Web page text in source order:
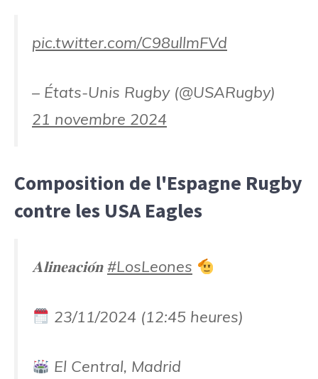
pic.twitter.com/C98ullmFVd
– États-Unis Rugby (@USARugby)
21 novembre 2024
Composition de l'Espagne Rugby
contre les USA Eagles
𝐀𝐥𝐢𝐧𝐞𝐚𝐜𝐢𝐨́𝐧#LosLeones
23/11/2024 (12:45 heures)
El Central, Madrid